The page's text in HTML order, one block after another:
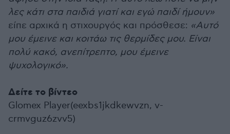
λες κάτι στα παιδιά γιατί και εγώ παιδί ήμουν»
είπε αρχικά η στιχουργός και πρόσθεσε: «Αυτό
μου έμεινε και κοιτάω τις θερμίδες μου. Είναι
πολύ κακό, ανεπίτρεπτο, μου έμεινε
ψυχολογικό».
Δείτε το βίντεο
Glomex Player(eexbs1jkdkewvzn, v-
crmvguz6zvv5)